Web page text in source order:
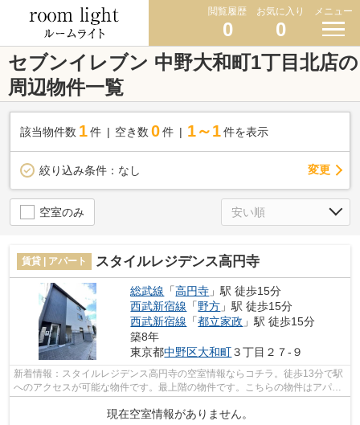
閲覧履歴
0
お気に入り
0
メニュー
セブンイレブン 中野大和町1丁目北店の
周辺物件一覧
該当物件数 1件 空き数 0 件 1～1 件を表示
絞り込み条件： なし 変更
空室のみ
賃貸 | アパート スタイルレジデンス高円寺
総武線 「高円寺 」駅 徒歩15分
西武新宿線 「野方 」駅 徒歩15分
西武新宿線 「都立家政 」駅 徒歩15分
築8年
東京都中野区大和町３丁目２７-９
新着情報：スタイルレジデンス高円寺の空室情報ならコチラ。徒歩13分で駅
へのアクセスが可能な物件です。最上階の物件です。こちらの物件はアパー
現在空室情報がありません。